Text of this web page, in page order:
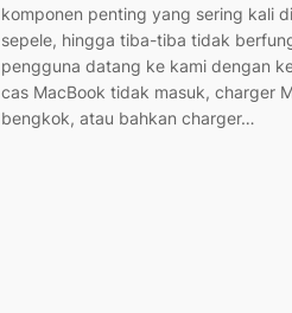
komponen penting yang sering kali
sepele, hingga tiba-tiba tidak
pengguna datang ke kami dengan
cas MacBook tidak masuk, charger
bengkok, atau bahkan charger…